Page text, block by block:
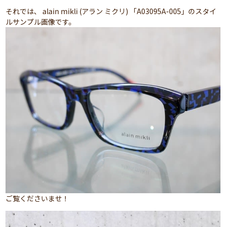
それでは、 alain mikli (アラン ミクリ) 「A03095A-005」のスタイ
ルサンプル画像です。
ご覧くださいませ！